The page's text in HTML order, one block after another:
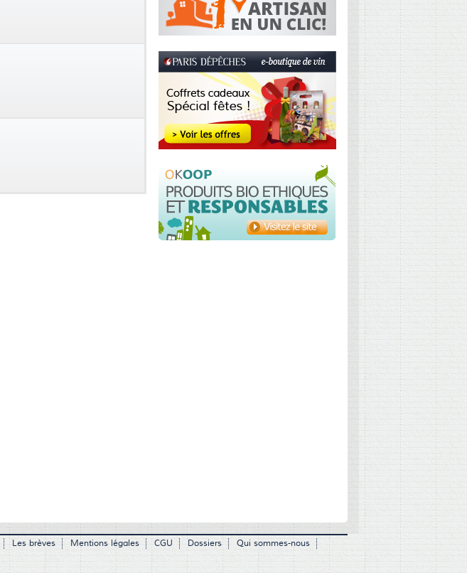
Les brèves Mentions légales CGU Dossiers
Qui sommes-nous